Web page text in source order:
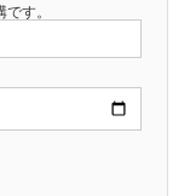
す。